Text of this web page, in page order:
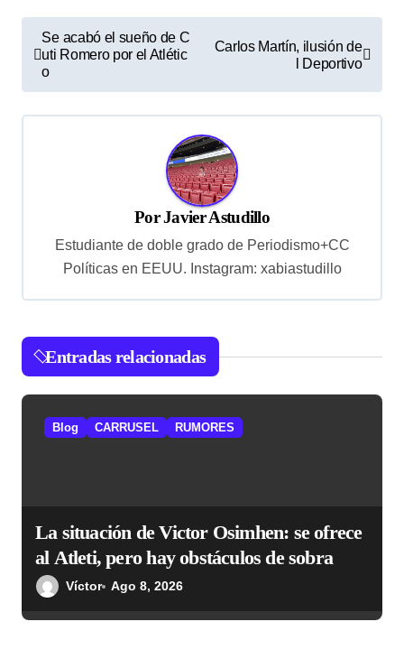
v
e
n
e
Se acabó el sueño de C
uti Romero por el Atlétic
o
Carlos Martín, ilusión de
l Deportivo
PorJavier Astudillo
Estudiante de doble grado de Periodismo+CC
Políticas en EEUU. Instagram: xabiastudillo
Entradas relacionadas
Blog CARRUSEL RUMORES
La situación de Victor Osimhen: se ofrece
al Atleti, pero hay obstáculos de sobra
Víctor Ago 8, 2026